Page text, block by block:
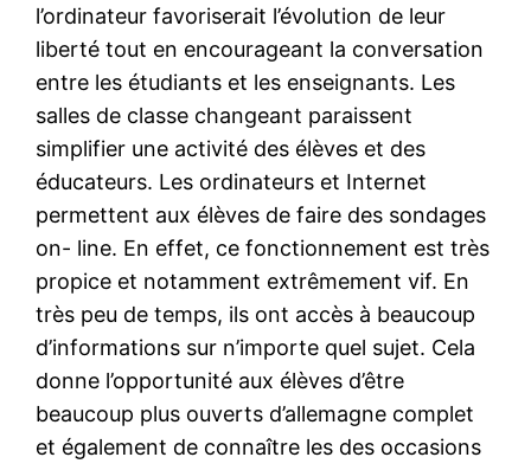
l’ordinateur favoriserait l’évolution de leur
liberté tout en encourageant la conversation
entre les étudiants et les enseignants. Les
salles de classe changeant paraissent
simplifier une activité des élèves et des
éducateurs. Les ordinateurs et Internet
permettent aux élèves de faire des sondages
on- line. En effet, ce fonctionnement est très
propice et notamment extrêmement vif. En
très peu de temps, ils ont accès à beaucoup
d’informations sur n’importe quel sujet. Cela
donne l’opportunité aux élèves d’être
beaucoup plus ouverts d’allemagne complet
et également de connaître les des occasions